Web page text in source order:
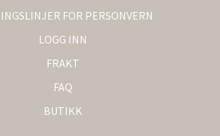
FOR PERSONVERN
LOGG INN
FRAKT
FAQ
BUTIKK